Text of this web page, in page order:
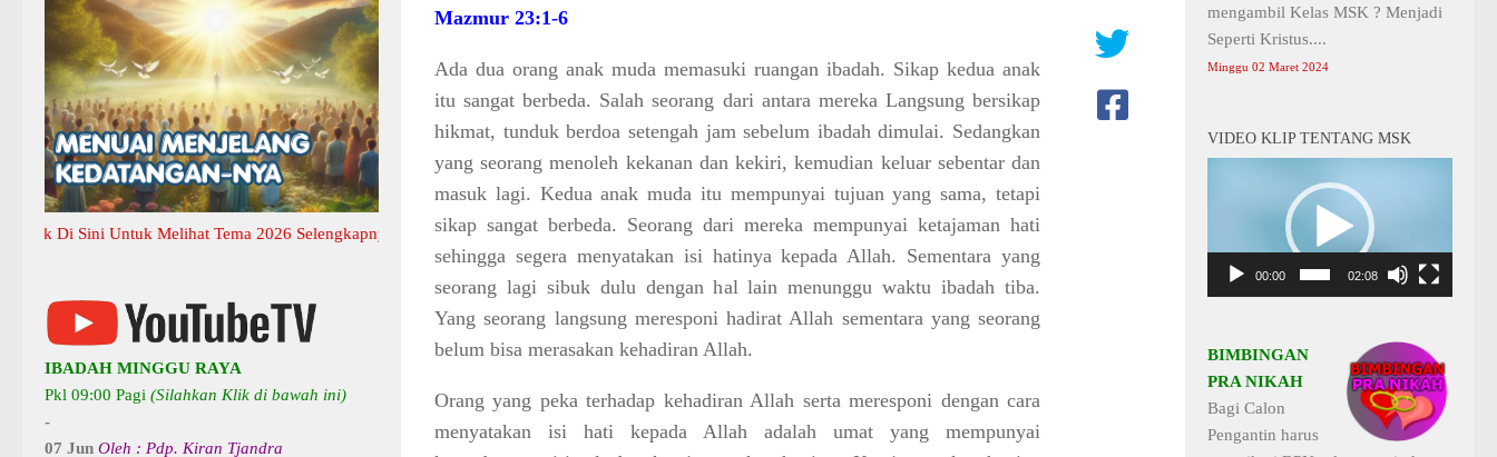
Mazmur 23:1-6
Ada dua orang anak muda memasuki ruangan ibadah. Sikap kedua anak
itu sangat berbeda. Salah seorang dari antara mereka Langsung bersikap
hikmat, tunduk berdoa setengah jam sebelum ibadah dimulai. Sedangkan
yang seorang menoleh kekanan dan kekiri, kemudian keluar sebentar dan
masuk lagi. Kedua anak muda itu mempunyai tujuan yang sama, tetapi
sikap sangat berbeda. Seorang dari mereka mempunyai ketajaman hati
sehingga segera menyatakan isi hatinya kepada Allah. Sementara yang
seorang lagi sibuk dulu dengan hal lain menunggu waktu ibadah tiba.
Yang seorang langsung meresponi hadirat Allah sementara yang seorang
belum bisa merasakan kehadiran Allah.
Orang yang peka terhadap kehadiran Allah serta meresponi dengan cara
menyatakan isi hati kepada Allah adalah umat yang mempunyai
Untuk Melihat Tema 2026 Selengkapnya
IBADAH MINGGU RAYA
Pkl 09:00 Pagi (Silahkan Klik di bawah ini)
-
07 Jun Oleh : Pdp. Kiran Tjandra
mengambil Kelas MSK ? Menjadi
Seperti Kristus....
Minggu 02 Maret 2024
VIDEO KLIP TENTANG MSK
00:00 02:08
BIMBINGAN
PRA NIKAH
Bagi Calon
Pengantin harus